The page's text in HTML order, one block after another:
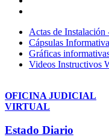
Actas de Instalación
Cápsulas
Gráficas
Videos Instructivos
OFICINA JUDICIAL
VIRTUAL
Estado Diario